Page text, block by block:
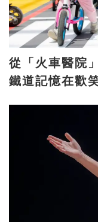
從「火車醫院
鐵道記憶在歡